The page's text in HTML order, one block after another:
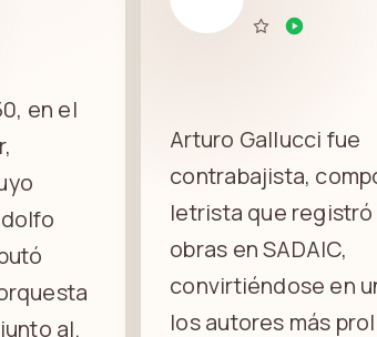
en el
al.
Arturo Gallucci fue
contrabajista,
letrista que registró
obras en SADAIC,
convirtiéndose en
los autores más